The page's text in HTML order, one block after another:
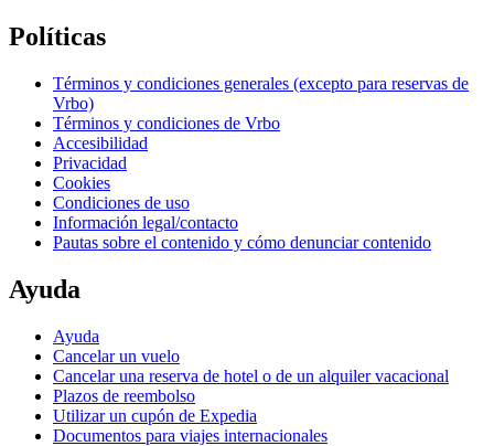
Políticas
Términos y condiciones generales (excepto para reservas de
Vrbo)
Términos y condiciones de Vrbo
Accesibilidad
Privacidad
Cookies
Condiciones de uso
Información legal/contacto
Pautas sobre el contenido y cómo denunciar contenido
Ayuda
Ayuda
Cancelar un vuelo
Cancelar una reserva de hotel o de un alquiler vacacional
Plazos de reembolso
Utilizar un cupón de Expedia
Documentos para viajes internacionales